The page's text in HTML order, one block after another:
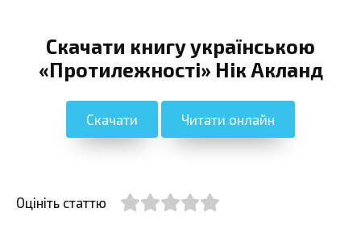
Скачати книгу українською
«Протилежності» Нік Акланд
Скачати Читати онлайн
Оцініть статтю